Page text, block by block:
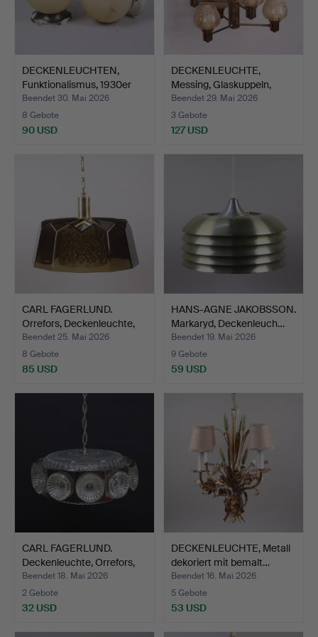
DECKENLEUCHTEN,
Funktionalismus, 1930er
Ja…
Beendet 30. Mai 2026
8 Gebote
90 USD
DECKENLEUCHTE,
Messing, Glaskuppeln,
vermu…
Beendet 29. Mai 2026
3 Gebote
127 USD
CARL FAGERLUND.
Orrefors, Deckenleuchte,
G…
Beendet 25. Mai 2026
8 Gebote
85 USD
HANS-AGNE JAKOBSSON.
Markaryd, Deckenleuch…
Beendet 19. Mai 2026
9 Gebote
59 USD
CARL FAGERLUND.
Deckenleuchte, Orrefors,
1…
Beendet 18. Mai 2026
2 Gebote
32 USD
DECKENLEUCHTE, Metall
dekoriert mit bemalt…
Beendet 16. Mai 2026
5 Gebote
53 USD